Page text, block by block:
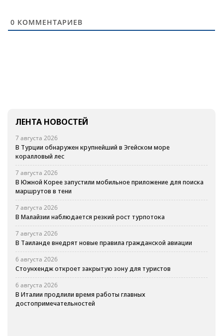
0 КОММЕНТАРИЕВ
ЛЕНТА НОВОСТЕЙ
7 августа 2026
В Турции обнаружен крупнейший в Эгейском море
коралловый лес
7 августа 2026
В Южной Корее запустили мобильное приложение для поиска
маршрутов в тени
7 августа 2026
В Малайзии наблюдается резкий рост турпотока
7 августа 2026
В Таиланде внедрят новые правила гражданской авиации
6 августа 2026
Стоунхендж откроет закрытую зону для туристов
6 августа 2026
В Италии продлили время работы главных
достопримечательностей